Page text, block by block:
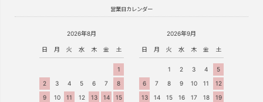
営業日カレンダー
2026年8月
日 月 火 水 木 金 土
1
2
3 4 5 6 7
8
9
10 11 12 13 14
15
2026年9月
日 月 火 水 木 金 土
1 2 3 4
5
6
7 8 9 10 11
12
13
14 15 16 17 18
19